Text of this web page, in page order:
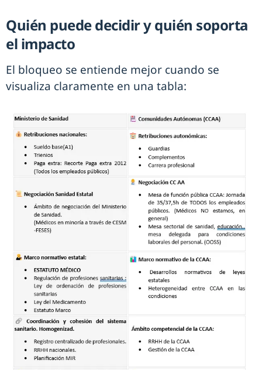
Quién puede decidir y quién soporta
el impacto
El bloqueo se entiende mejor cuando se
visualiza claramente en una tabla: